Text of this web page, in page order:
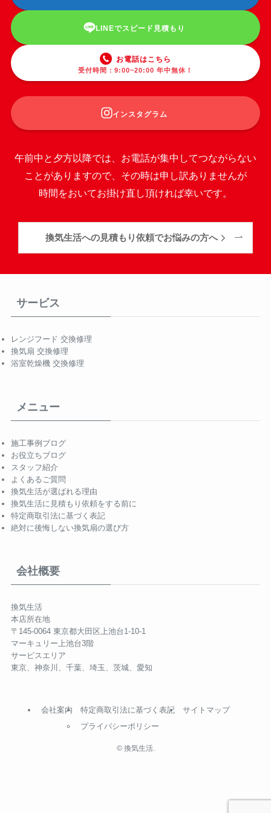
LINEでスピード見積もり
お電話はこちら
受付時間：9:00~20:00 年中無休！
インスタグラム
午前中と夕方以降では、お電話が集中してつながらない
ことがありますので、その時は申し訳ありませんが
時間をおいてお掛け直し頂ければ幸いです。
換気生活への見積もり依頼でお悩みの方へ
サービス
レンジフード 交換修理
換気扇 交換修理
浴室乾燥機 交換修理
メニュー
施工事例ブログ
お役立ちブログ
スタッフ紹介
よくあるご質問
換気生活が選ばれる理由
換気生活に見積もり依頼をする前に
特定商取引法に基づく表記
絶対に後悔しない換気扇の選び方
会社概要
換気生活
本店所在地
〒145-0064 東京都大田区上池台1-10-1
マーキュリー上池台3階
サービスエリア
東京、神奈川、千葉、埼玉、茨城、愛知
会社案内
特定商取引法に基づく表記
プライバシーポリシー
サイトマップ
©換気生活.